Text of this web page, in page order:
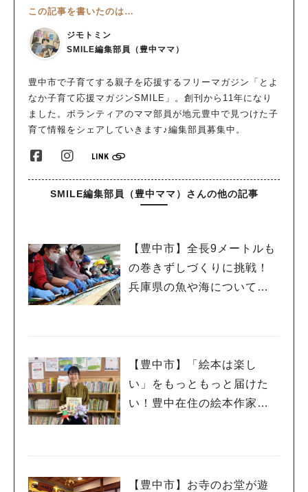
この記事を書いたのは…
ジモトミン
SMILE編集部員（豊中ママ）
豊中市で子育てする親子を応援するフリーマガジン「とよ
なか子育て応援マガジンSMILE」。創刊から11年になり
ました。ボランティアのママ部員が地元豊中で見つけた子
育て情報をシェアしていきます♪編集部員募集中。
SMILE編集部員（豊中ママ）さんの他の記事
【豊中市】全長9メートルも
の巻きずしづくりに挑戦！
兵庫県の魚や海についても
【豊中市】「絵本は楽し
い」をもっともっと届けた
い！豊中在住の絵本作家・
【豊中市】お寺のお堂が遊